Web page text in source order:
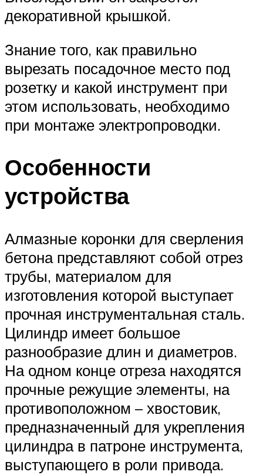
декоративной крышкой.
Знание того, как правильно
вырезать посадочное место под
розетку и какой инструмент при
этом использовать, необходимо
при монтаже электропроводки.
Особенности
устройства
Алмазные коронки для сверления
бетона представляют собой отрез
трубы, материалом для
изготовления которой выступает
прочная инструментальная сталь.
Цилиндр имеет большое
разнообразие длин и диаметров.
На одном конце отреза находятся
прочные режущие элементы, на
противоположном – хвостовик,
предназначенный для укрепления
цилиндра в патроне инструмента,
выступающего в роли привода.